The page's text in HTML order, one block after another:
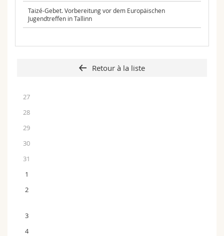
Taizé-Gebet. Vorbereitung vor dem Europäischen
Jugendtreffen in Tallinn
Retour à la liste
27
28
29
30
31
1
2
3
4